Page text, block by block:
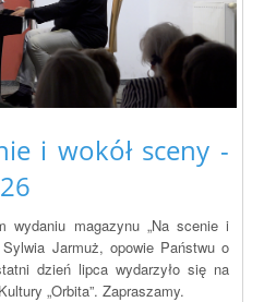
i wokół sceny -
wydaniu magazynu „Na scenie i
Sylwia Jarmuż, opowie Państwu o
dzień lipca wydarzyło się na
„Orbita”. Zapraszamy.